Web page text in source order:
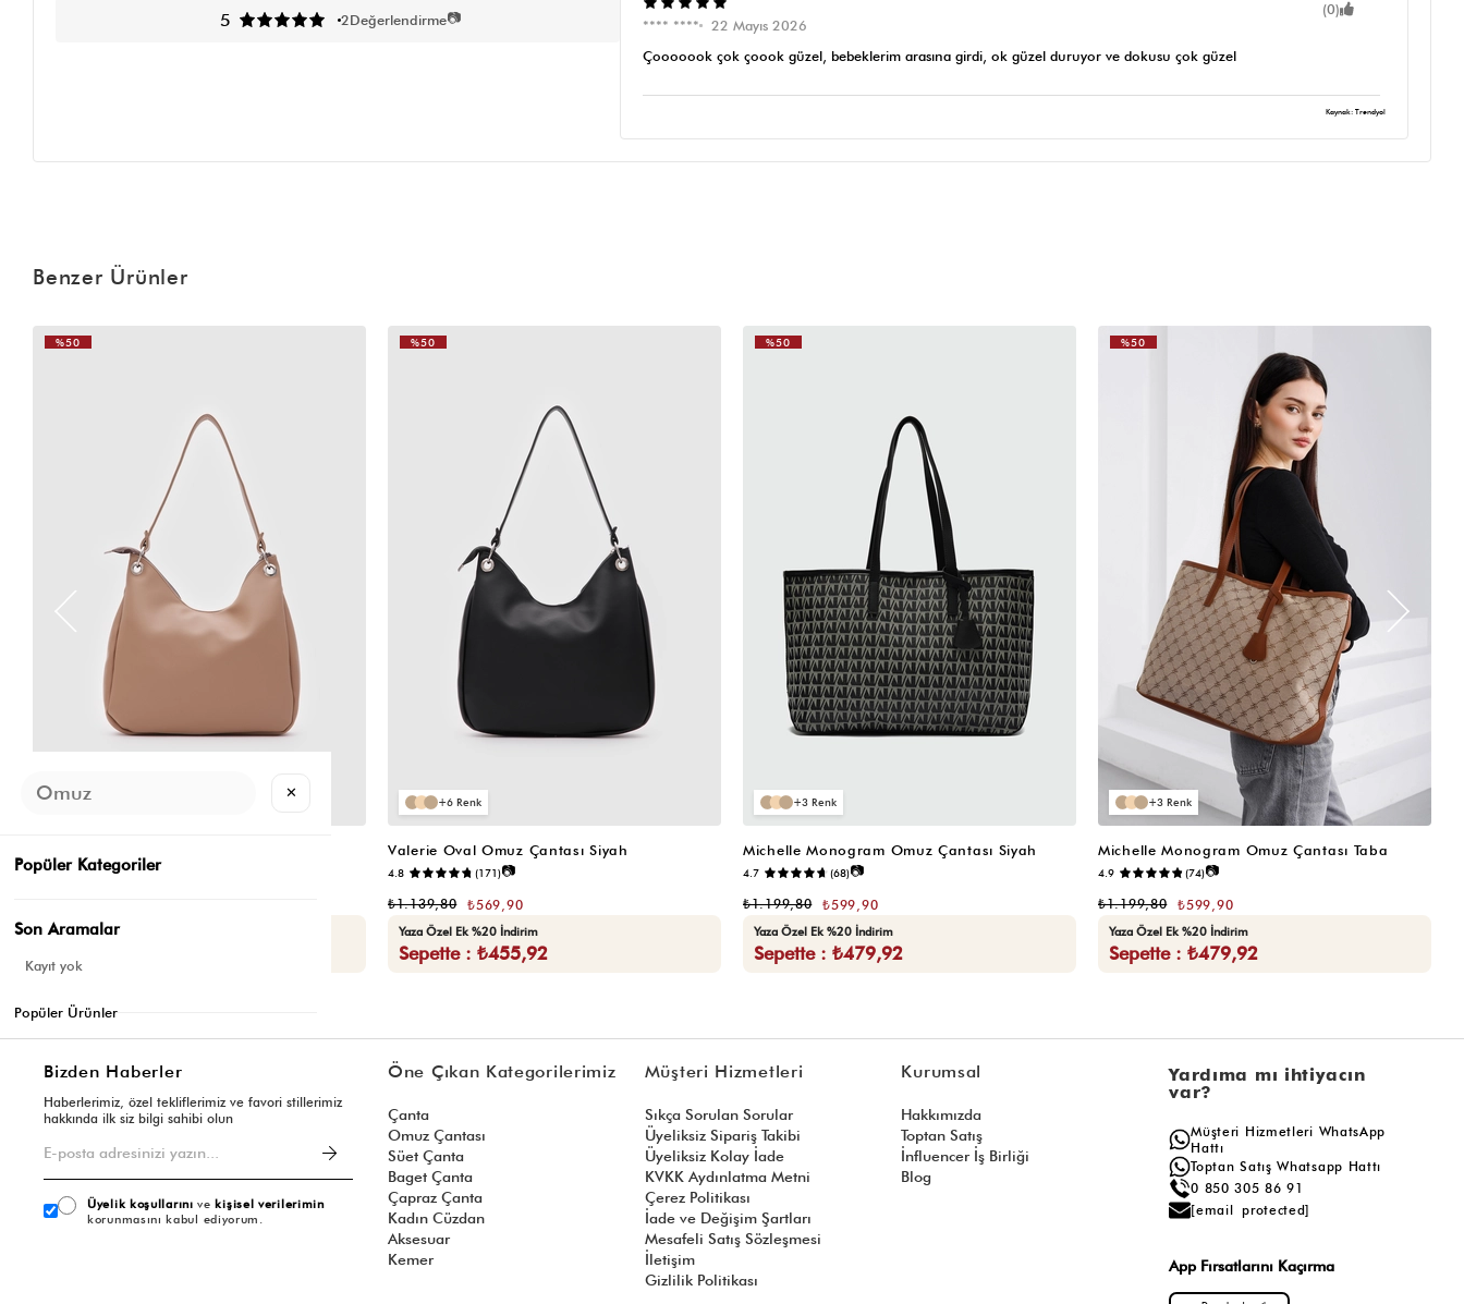
5 2Değerlendirme📷
(0)
**** ****
22 Mayıs 2026
Çooooook çok çoook güzel, bebeklerim arasına girdi, ok güzel duruyor ve dokusu çok güzel
Kaynak: Trendyol
Benzer Ürünler
4.8 (6)📷
Seçili Ürünlerde Ek %30 İndirim
%50
6
Valerie Oval Omuz Çantası Siyah
4.8 (171)📷
₺569,90
₺1.139,80
Yaza Özel Ek %20 İndirim
Sepette : ₺455,92
%50
3
Michelle Monogram Omuz Çantası Siyah
4.7 (68)📷
₺599,90
₺1.199,80
Yaza Özel Ek %20 İndirim
Sepette : ₺479,92
%50
3
Michelle Monogram Omuz Çantası Taba
4.9 (74)📷
₺599,90
₺1.199,80
Yaza Özel Ek %20 İndirim
Sepette : ₺479,92
%50
Bizden Haberler
Haberlerimiz, özel tekliflerimiz ve favori stillerimiz
hakkında ilk siz bilgi sahibi olun
Üyelik koşullarını vekişisel verilerimin
korunmasını kabul ediyorum.
Öne Çıkan Kategorilerimiz
Çanta
Omuz Çantası
Süet Çanta
Baget Çanta
Çapraz Çanta
Kadın Cüzdan
Aksesuar
Kemer
Müşteri Hizmetleri
Sıkça Sorulan Sorular
Üyeliksiz Sipariş Takibi
Üyeliksiz Kolay İade
KVKK Aydınlatma Metni
Çerez Politikası
İade ve Değişim Şartları
Mesafeli Satış Sözleşmesi
İletişim
Gizlilik Politikası
Kurumsal
Hakkımızda
Toptan Satış
İnfluencer İş Birliği
Blog
Yardıma mı ihtiyacın
var?
Müşteri Hizmetleri WhatsApp
Hattı
Toptan Satış Whatsapp Hattı
0 850 305 86 91
[email protected]
App Fırsatlarını Kaçırma
✕
Popüler Kategoriler
Son Aramalar
Kayıt yok
Popüler Ürünler